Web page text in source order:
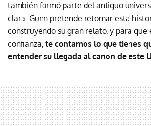
también formó parte del antiguo
clara: Gunn pretende retomar esta
construyendo su gran relato, y para que
confianza, te contamos lo que tienes
entender su llegada al canon de este